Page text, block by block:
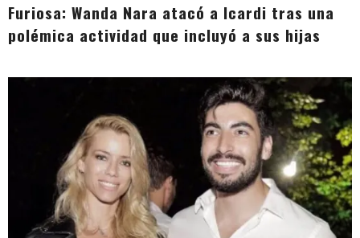
Furiosa: Wanda Nara atacó a Icardi tras una
polémica actividad que incluyó a sus hijas